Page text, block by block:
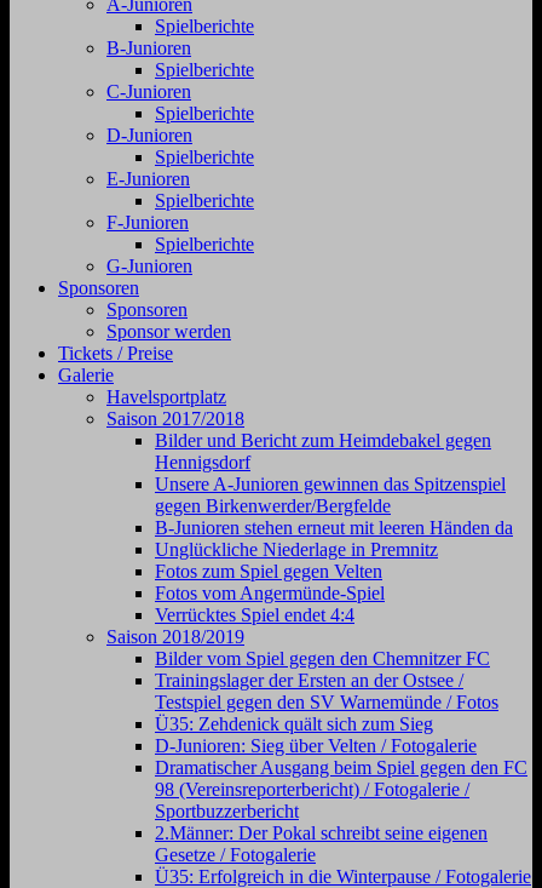
A-Junioren
Spielberichte
B-Junioren
Spielberichte
C-Junioren
Spielberichte
D-Junioren
Spielberichte
E-Junioren
Spielberichte
F-Junioren
Spielberichte
G-Junioren
Sponsoren
Sponsoren
Sponsor werden
Tickets / Preise
Galerie
Havelsportplatz
Saison 2017/2018
Bilder und Bericht zum Heimdebakel gegen
Hennigsdorf
Unsere A-Junioren gewinnen das Spitzenspiel
gegen Birkenwerder/Bergfelde
B-Junioren stehen erneut mit leeren Händen da
Unglückliche Niederlage in Premnitz
Fotos zum Spiel gegen Velten
Fotos vom Angermünde-Spiel
Verrücktes Spiel endet 4:4
Saison 2018/2019
Bilder vom Spiel gegen den Chemnitzer FC
Trainingslager der Ersten an der Ostsee /
Testspiel gegen den SV Warnemünde / Fotos
Ü35: Zehdenick quält sich zum Sieg
D-Junioren: Sieg über Velten / Fotogalerie
Dramatischer Ausgang beim Spiel gegen den FC
98 (Vereinsreporterbericht) / Fotogalerie /
Sportbuzzerbericht
2.Männer: Der Pokal schreibt seine eigenen
Gesetze / Fotogalerie
Ü35: Erfolgreich in die Winterpause / Fotogalerie